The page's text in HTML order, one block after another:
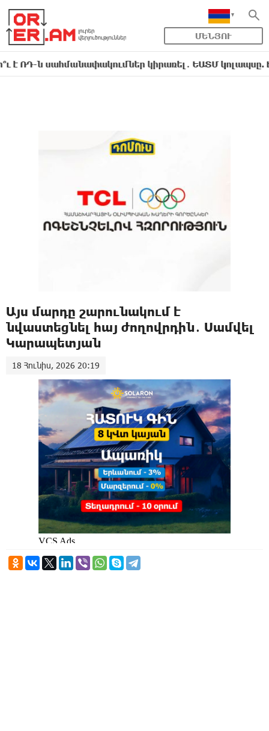
ՄԵՆՅՈՒ
սահմանափակումներ կիրառել․ ԵԱՏՄ կոլապսը. Էդմոն
Այս մարդը շարունակում է
նվաստեցնել հայ ժողովրդին․ Սամվել
Կարապետյան
18 Հունիս, 2026 20:19